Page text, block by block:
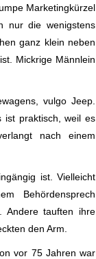
Marketingkürzel
nur die wenigstens
ganz klein neben
Mickrige Männlein
vulgo Jeep.
ist praktisch, weil es
nach einem
ist. Vielleicht
Behördensprech
Andere tauften ihre
den Arm.
vor 75 Jahren war